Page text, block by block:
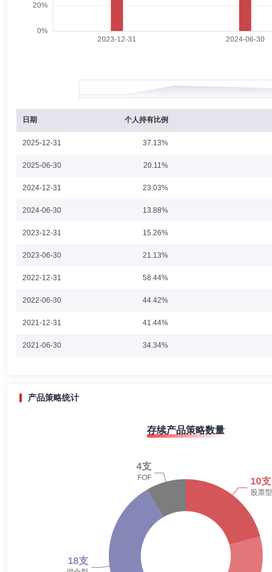
杨伍 首席信息官 学历：本科 任职日期：2019-12-05
金管理有限公司信息技术部运维主管；2015年8月至2015年11月，任
投资决策委员会成员
吴谢彬先生：同泰基金管理有限公司中央交易室总监。
杨梦珺
组高级审计员。
日期 个人持有比例
2025-12-31 37.13%
2025-06-30 20.11%
2024-12-31 23.03%
2024-06-30 13.88%
2023-12-31 15.26%
2023-06-30 21.13%
2022-12-31 58.44%
2022-06-30 44.42%
2021-12-31 41.44%
2021-06-30 34.34%
产品策略统计
存续产品策略数量